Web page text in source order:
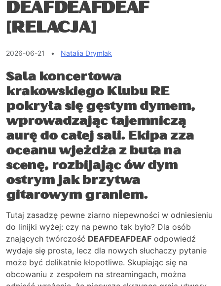
DEAFDEAFDEAF
[RELACJA]
2026-06-21 • Natalia Drymlak
Sala koncertowa
krakowskiego Klubu RE
pokryła się gęstym dymem,
wprowadzając tajemniczą
aurę do całej sali. Ekipa zza
oceanu wjeżdża z buta na
scenę, rozbijając ów dym
ostrym jak brzytwa
gitarowym graniem.
Tutaj zasadzę pewne ziarno niepewności w odniesieniu
do linijki wyżej: czy na pewno tak było? Dla osób
znających twórczość DEAFDEAFDEAF odpowiedź
wydaje się prosta, lecz dla nowych słuchaczy pytanie
może być delikatnie kłopotliwe. Skupiając się na
obcowaniu z zespołem na streamingach, można